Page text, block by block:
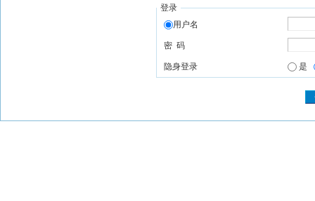
登录
用户名
密 码
隐身登录 是